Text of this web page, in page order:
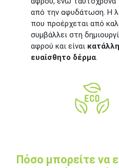
από την αφυδάτωση. Η
που προέρχεται από
συμβάλλει στη
αφρού και είναι
ευαίσθητο δέρμα.
Πόσο μπορείτε να